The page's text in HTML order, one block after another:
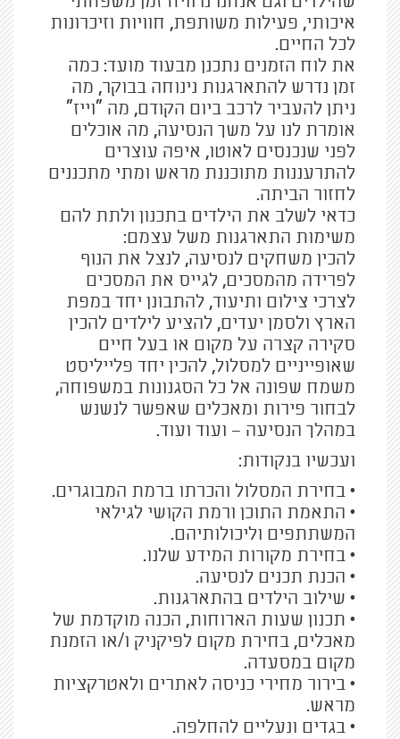
איכותי, פעילות משותפת, חוויות וזיכרונות
לכל החיים.
את לוח הזמנים נתכנן מבעוד מועד: כמה
זמן נדרש להתארגנות נינוחה בבוקר, מה
ניתן להעביר לרכב ביום הקודם, מה "וייז"
אומרת לנו על משך הנסיעה, מה אוכלים
לפני שנכנסים לאוטו, איפה עוצרים
להתרעננות מתוכננת מראש ומתי מתכננים
לחזור הביתה.
כדאי לשלב את הילדים בתכנון ולתת להם
משימות התארגנות משל עצמם:
להכין משחקים לנסיעה, לנצל את הנוף
לפרידה מהמסכים, לגייס את המסכים
לצרכי צילום ותיעוד, להתבונן יחד במפת
הארץ ולסמן יעדים, להציע לילדים להכין
סקירה קצרה על מקום או בעל חיים
שאופייניים למסלול, להכין יחד פלייליסט
משמח שפונה אל כל הסגנונות במשפוחה,
לבחור פירות ומאכלים שאפשר לנשנש
במהלך הנסיעה – ועוד ועוד.
ועכשיו בנקודות:
• בחירת המסלול והכרתו ברמת המבוגרים.
• התאמת התוכן ורמת הקושי לגילאי
המשתתפים וליכולותיהם.
• בחירת מקורות המידע שלנו.
• הכנת תכנים לנסיעה.
• שילוב הילדים בהתארגנות.
• תכנון שעות הארוחות, הכנה מוקדמת של
מאכלים, בחירת מקום לפיקניק ו/או הזמנת
מקום במסעדה.
• בירור מחירי כניסה לאתרים ולאטרקציות
מראש.
• בגדים ונעליים להחלפה.